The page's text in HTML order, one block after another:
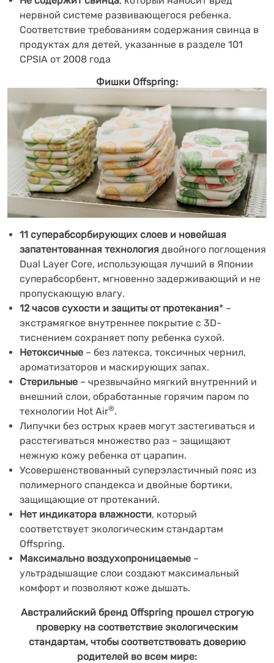
нервной системе развивающегося ребенка.
Соответствие требованиям содержания свинца в
продуктах для детей, указанные в разделе 101
CPSIA от 2008 года
Фишки Offspring:
11 суперабсорбирующих слоев и новейшая
запатентованная технология двойного поглощения
Dual Layer Core, использующая лучший в Японии
суперабсорбент, мгновенно задерживающий и не
пропускающую влагу.
12 часов сухости и защиты от протекания* –
экстрамягкое внутреннее покрытие с 3D-
тиснением сохраняет попу ребенка сухой.
Нетоксичные – без латекса, токсичных чернил,
ароматизаторов и маскирующих запах.
Стерильные – чрезвычайно мягкий внутренний и
внешний слои, обработанные горячим паром по
технологии Hot Air®.
Липучки без острых краев могут застегиваться и
расстегиваться множество раз – защищают
нежную кожу ребенка от царапин.
Усовершенствованный суперэластичный пояс из
полимерного спандекса и двойные бортики,
защищающие от протеканий.
Нет индикатора влажности, который
соответствует экологическим стандартам
Offspring.
Максимально воздухопроницаемые –
ультрадышащие слои создают максимальный
комфорт и позволяют коже дышать.
Австралийский бренд Offspring прошел строгую
проверку на соответствие экологическим
стандартам, чтобы соответствовать доверию
родителей во всем мире: